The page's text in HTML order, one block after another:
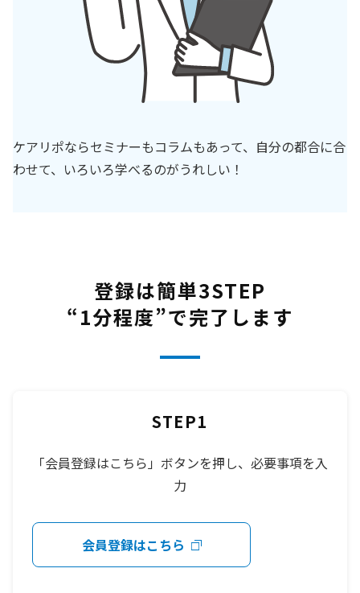
ケアリポならセミナーもコラムもあって、自分の都合に合
わせて、いろいろ学べるのがうれしい！
登録は簡単3STEP
“1分程度”で完了します
STEP1
「会員登録はこちら」ボタンを押し、必要事項を入
力
会員登録はこちら